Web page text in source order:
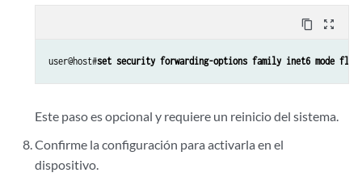
content_copy zoom_out_map
user@host#set security forwarding-options family inet6 mode flow-
Este paso es opcional y requiere un reinicio del sistema.
Confirme la configuración para activarla en el
dispositivo.